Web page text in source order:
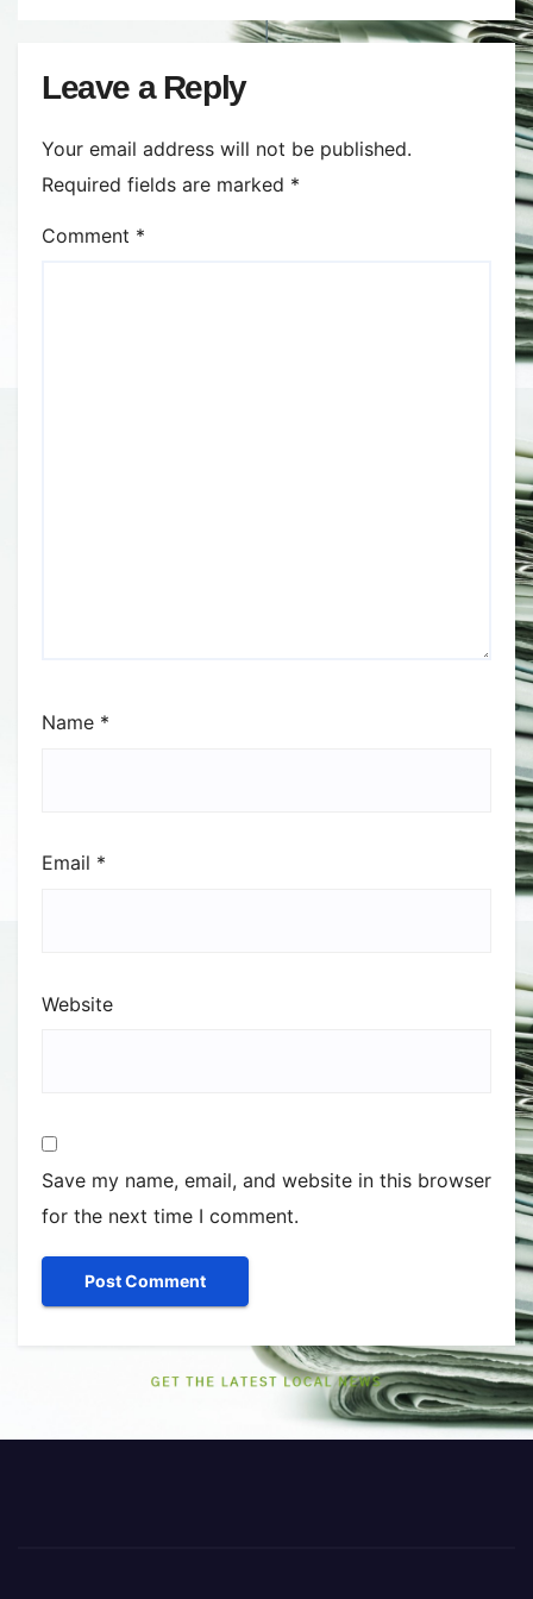
secetei, dar și al temerilor că
războiul din Ucraina va perturba
din nou exporturile prin Marea
Neagră.
Leave a Reply
Your email address will not be published.
Required fields are marked *
Comment *
Name *
Email *
Website
Save my name, email, and website in this browser
for the next time I comment.